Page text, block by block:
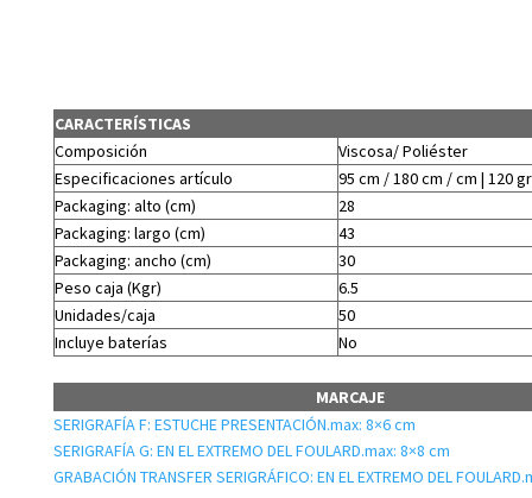
CARACTERÍSTICAS
Composición
Viscosa/ Poliéster
Especificaciones artículo
95 cm / 180 cm / cm | 120 gr
Packaging: alto (cm)
28
Packaging: largo (cm)
43
Packaging: ancho (cm)
30
Peso caja (Kgr)
6.5
Unidades/caja
50
Incluye baterías
No
MARCAJE
SERIGRAFÍA F: ESTUCHE PRESENTACIÓN.max: 8×6 cm
SERIGRAFÍA G: EN EL EXTREMO DEL FOULARD.max: 8×8 cm
GRABACIÓN TRANSFER SERIGRÁFICO: EN EL EXTREMO DEL